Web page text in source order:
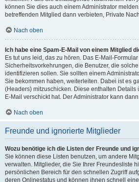
können Sie dies auch einem Administrator
betreffenden Mitglied dann verbieten, Private
Nach oben
Ich habe eine Spam-E-Mail von einem Mitglied
Es tut uns leid, das zu hören. Das E-Mail-
Sicherheitsvorkehrungen, die Benutzer, die
identifizieren sollen. Sie sollten einem
Sie bekommen haben, weiterleiten. Dabei ist es
(Headers) mitzuschicken. Diese enthalten Details
E-Mail verschickt hat. Der Administrator kann
Nach oben
Freunde und ignorierte Mitglieder
Wozu benötige ich die Listen der Freunde und
Sie können diese Listen benutzen, um andere
verwalten. Mitglieder, die Sie Ihrer Freundesliste
persönlichen Bereich für den schnellen Zugriff
deren Onlinestatus und können ihnen schnell